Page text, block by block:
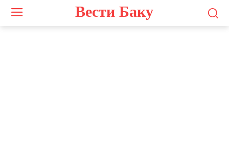
Вести Баку